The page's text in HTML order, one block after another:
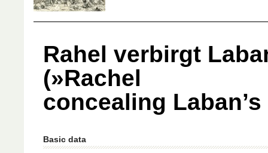
Rahel verbirgt
(»Rachel
concealing
Basic data